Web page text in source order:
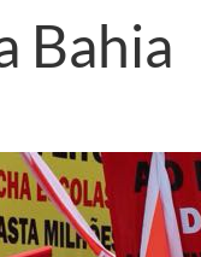
Bahia